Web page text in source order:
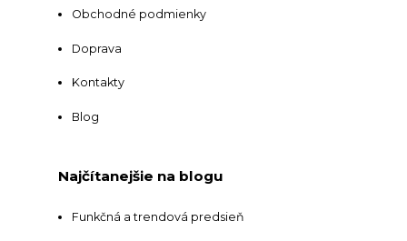
Obchodné podmienky
Doprava
Kontakty
Blog
Najčítanejšie na blogu
Funkčná a trendová predsieň